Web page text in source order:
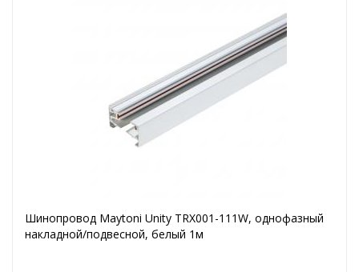
Шинопровод Maytoni Unity TRX001-111W, однофазный
накладной/подвесной, белый 1м